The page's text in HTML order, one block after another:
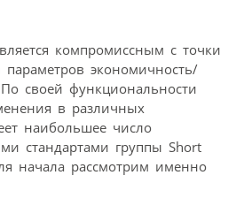
компромиссным с точки
экономичность/
По своей функциональности
в различных
наибольшее число
стандартами группы Short
начала рассмотрим именно